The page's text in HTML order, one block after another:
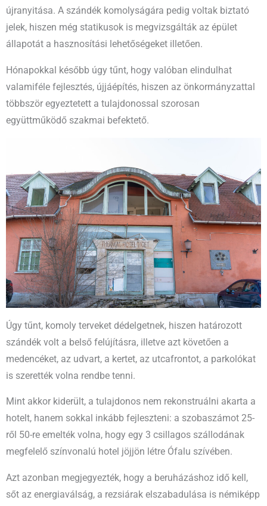
újranyitása. A szándék komolyságára pedig voltak biztató
jelek, hiszen még statikusok is megvizsgálták az épület
állapotát a hasznosítási lehetőségeket illetően.
Hónapokkal később úgy tűnt, hogy valóban elindulhat
valamiféle fejlesztés, újjáépítés, hiszen az önkormányzattal
többször egyeztetett a tulajdonossal szorosan
együttműködő szakmai befektető.
Úgy tűnt, komoly terveket dédelgetnek, hiszen határozott
szándék volt a belső felújításra, illetve azt követően a
medencéket, az udvart, a kertet, az utcafrontot, a parkolókat
is szerették volna rendbe tenni.
Mint akkor kiderült, a tulajdonos nem rekonstruálni akarta a
hotelt, hanem sokkal inkább fejleszteni: a szobaszámot 25-
ről 50-re emelték volna, hogy egy 3 csillagos szállodának
megfelelő színvonalú hotel jöjjön létre Ófalu szívében.
Azt azonban megjegyezték, hogy a beruházáshoz idő kell,
sőt az energiaválság, a rezsiárak elszabadulása is némiképp